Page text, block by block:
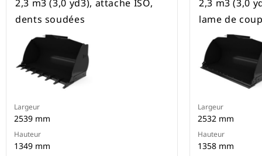
2,3 m3 (3,0 yd3), attache ISO,
dents soudées
Largeur
2539 mm
Hauteur
1349 mm
2,3 m3 (3,0
lame de
Largeur
2532 mm
Hauteur
1358 mm